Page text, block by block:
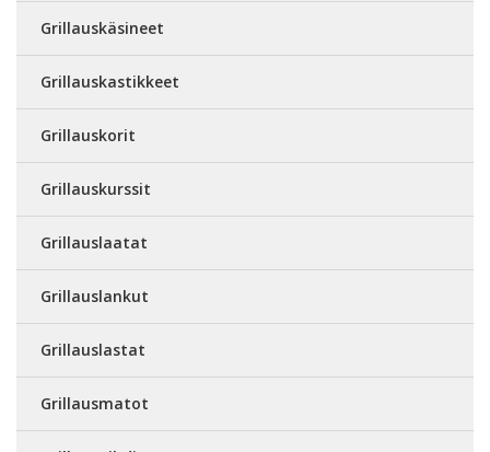
Grillauskäsineet
Grillauskastikkeet
Grillauskorit
Grillauskurssit
Grillauslaatat
Grillauslankut
Grillauslastat
Grillausmatot